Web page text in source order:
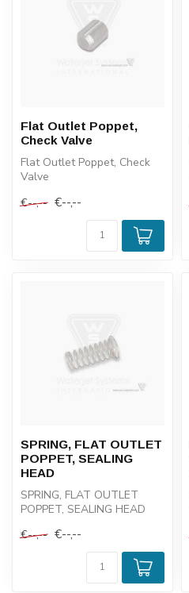
Flat Outlet Poppet,
Check Valve
Flat Outlet Poppet, Check
Valve
€--,-- €--,--
SPRING, FLAT OUTLET
POPPET, SEALING
HEAD
SPRING, FLAT OUTLET
POPPET, SEALING HEAD
€--,-- €--,--